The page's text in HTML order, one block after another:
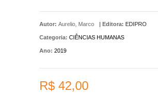
Autor: Aurelio, Marco | Editora: EDIPRO
Categoria: CIÊNCIAS HUMANAS
Ano: 2019
R$ 42,00